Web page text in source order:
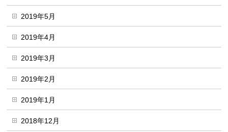
2019年5月
2019年4月
2019年3月
2019年2月
2019年1月
2018年12月